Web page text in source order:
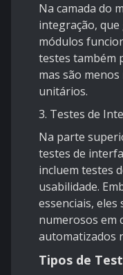
Na camada do
integração,
módulos
testes também
mas são
unitários.
3. Testes de
Na parte
testes de
incluem testes
usabilidade.
essenciais, eles
numerosos em
automatizados
Tipos de